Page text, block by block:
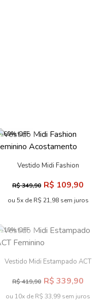
-69% OFF
Vestido Midi Fashion
R$ 349,90 R$ 109,90
ou 5x de R$ 21,98 sem juros
-19% OFF
Vestido Midi Estampado ACT
R$ 419,90 R$ 339,90
ou 10x de R$ 33,99 sem juros